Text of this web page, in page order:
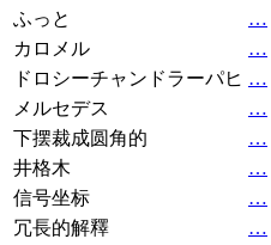
ふっと
…
カロメル
…
ドロシーチャンドラーパヒ …
メルセデス
…
下摆裁成圆角的
…
井格木
…
信号坐标
…
冗長的解釋
…